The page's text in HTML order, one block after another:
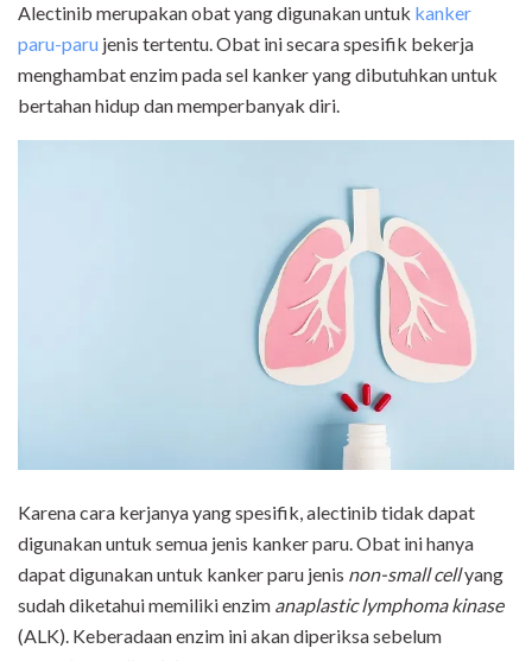
Alectinib merupakan obat yang digunakan untuk kanker
paru-paru jenis tertentu. Obat ini secara spesifik bekerja
menghambat enzim pada sel kanker yang dibutuhkan untuk
bertahan hidup dan memperbanyak diri.
Karena cara kerjanya yang spesifik, alectinib tidak dapat
digunakan untuk semua jenis kanker paru. Obat ini hanya
dapat digunakan untuk kanker paru jenis non-small cellyang
sudah diketahui memiliki enzim anaplastic lymphoma kinase
(ALK). Keberadaan enzim ini akan diperiksa sebelum